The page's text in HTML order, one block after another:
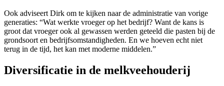
Ook adviseert Dirk om te kijken naar de administratie van vorige
generaties: “Wat werkte vroeger op het bedrijf? Want de kans is
groot dat vroeger ook al gewassen werden geteeld die pasten bij de
grondsoort en bedrijfsomstandigheden. En we hoeven echt niet
terug in de tijd, het kan met moderne middelen.”
Diversificatie in de melkveehouderij